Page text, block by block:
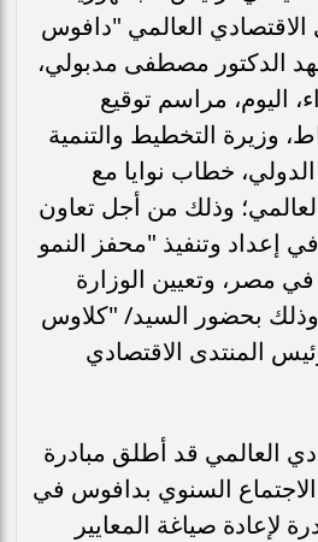
الاقتصادي العالمي "دافوس
شهد الدكتور مصطفى مدبولي،
اليوم، مراسم توقيع
وزيرة التخطيط والتنمية
الدولي، خطاب نوايا مع
وذلك من أجل تعاون
إعداد وتنفيذ "محفز النمو
في مصر، وتعيين الوزارة
بحضور السيد/ "كلاوس
المنتدى الاقتصادي
العالمي قد أطلق مبادرة
السنوي بدافوس في
مبادرة لإعادة صياغة المعايير